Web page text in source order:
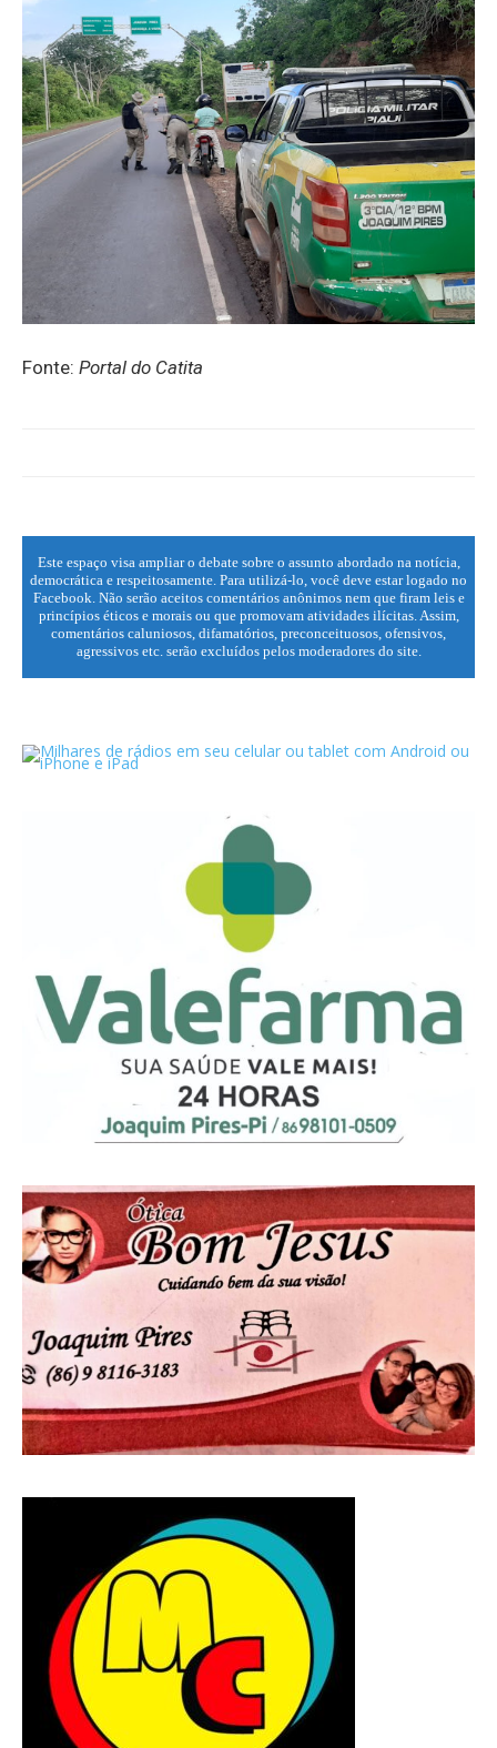
Fonte: Portal do Catita
Este espaço visa ampliar o debate sobre o assunto abordado na notícia,
democrática e respeitosamente. Para utilizá-lo, você deve estar logado no
Facebook. Não serão aceitos comentários anônimos nem que firam leis e
princípios éticos e morais ou que promovam atividades ilícitas. Assim,
comentários caluniosos, difamatórios, preconceituosos, ofensivos,
agressivos etc. serão excluídos pelos moderadores do site.